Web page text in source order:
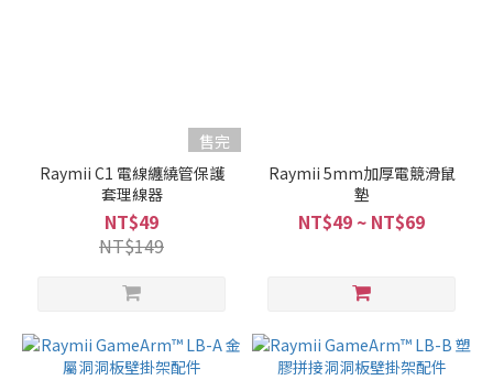
售完
Raymii C1 電線纏繞管保護
套理線器
NT$49
NT$149
Raymii 5mm加厚電競滑鼠
墊
NT$49 ~ NT$69